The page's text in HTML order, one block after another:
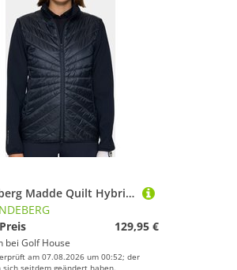
J.Lindeberg Madde Quilt Hybrid Jacket Stretch Jacke navy
129,95 €
bei Golf House
am 07.08.2026 um 00:52; der
sich seitdem geändert haben.